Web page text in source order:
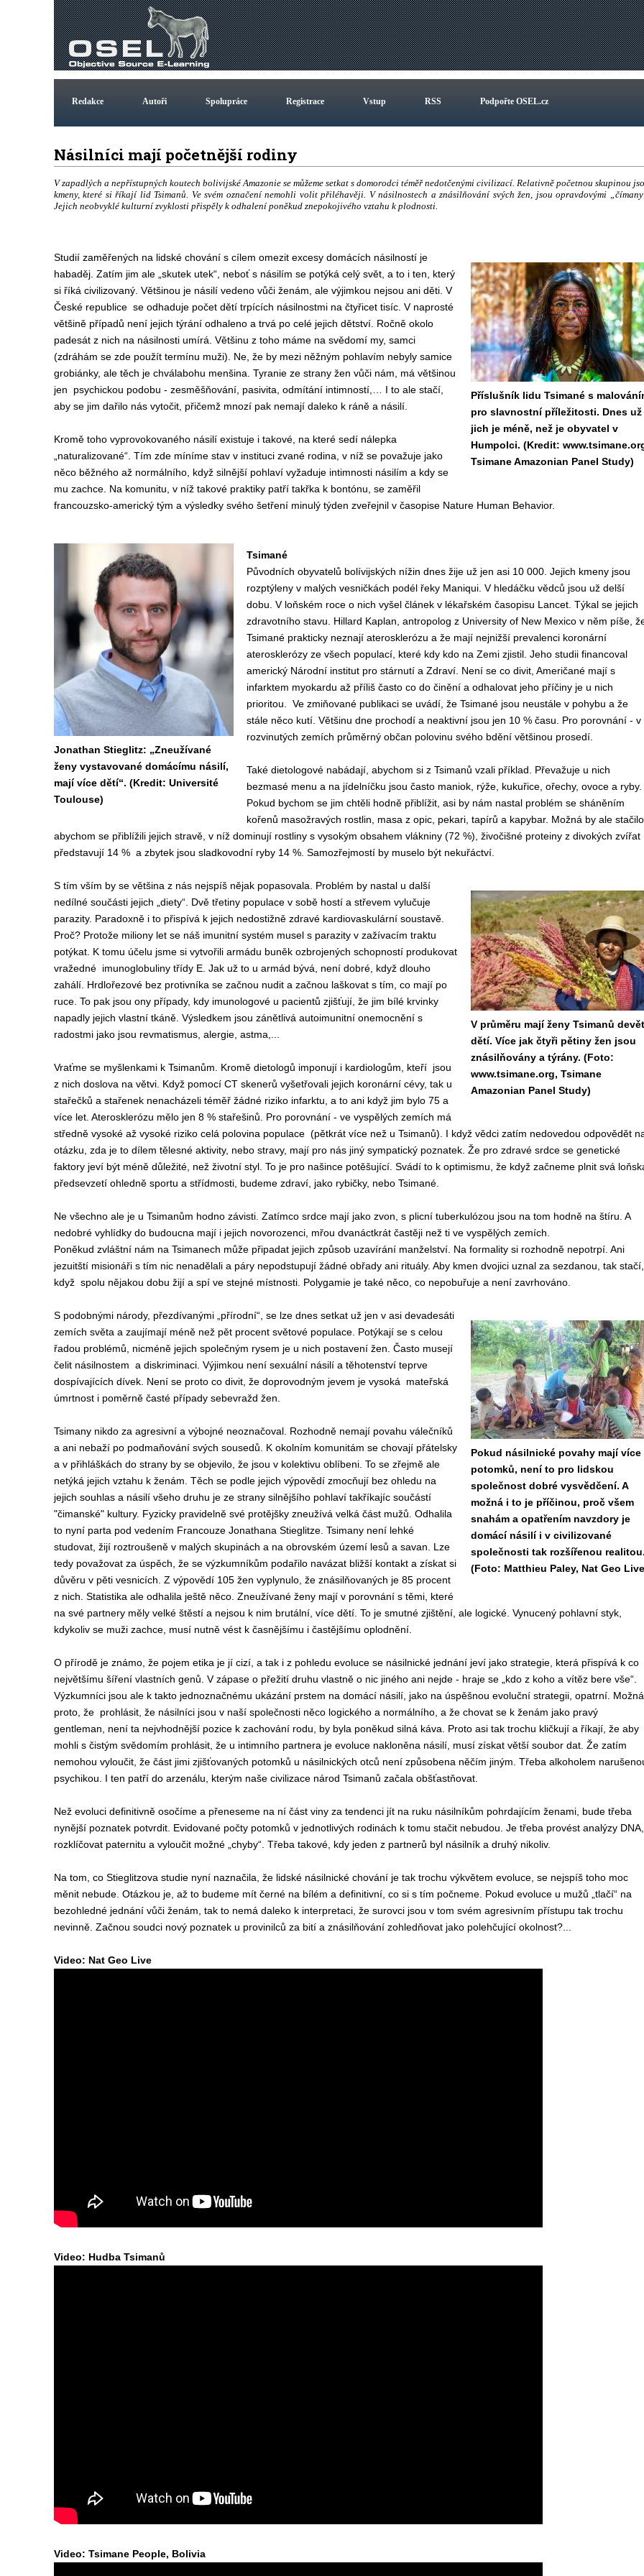
Redakce Autoři Spolupráce Registrace Vstup RSS Podpořte OSEL.cz
Násilníci mají početnější rodiny
V zapadlých a nepřístupných koutech bolivijské Amazonie se můžeme setkat s domorodci téměř nedotčenými civilizací. Relativně početnou skupinou
kmeny, které si říkají lid Tsimanů. Ve svém označení nemohli volit přiléhavěji. V násilnostech a znásilňování svých žen, jsou opravdovými
Jejich neobvyklé kulturní zvyklosti přispěly k odhalení poněkud znepokojivého vztahu k plodnosti.
Příslušník lidu Tsimané s
pro slavnostní příležitosti. Dnes už
jich je méně, než je obyvatel v
Humpolci. (Kredit:
Tsimane Amazonian Panel Study)
Studií zaměřených na lidské chování s cílem omezit excesy domácích násilností je
habaděj. Zatím jim ale „skutek utek“, neboť s násilím se potýká celý svět, a to i ten, který
si říká civilizovaný. Většinou je násilí vedeno vůči ženám, ale výjimkou nejsou ani děti. V
České republice se odhaduje počet dětí trpících násilnostmi na čtyřicet tisíc. V naprosté
většině případů není jejich týrání odhaleno a trvá po celé jejich dětství. Ročně okolo
padesát z nich na násilnosti umírá. Většinu z toho máme na svědomí my, samci
(zdráhám se zde použít termínu muži). Ne, že by mezi něžným pohlavím nebyly samice
grobiánky, ale těch je chválabohu menšina. Tyranie ze strany žen vůči nám, má většinou
jen psychickou podobu - zesměšňování, pasivita, odmítání intimností,… I to ale stačí,
aby se jim dařilo nás vytočit, přičemž mnozí pak nemají daleko k ráně a násilí.
Kromě toho vyprovokovaného násilí existuje i takové, na které sedí nálepka
„naturalizované“. Tím zde míníme stav v instituci zvané rodina, v níž se považuje jako
něco běžného až normálního, když silnější pohlaví vyžaduje intimnosti násilím a kdy se
mu zachce. Na komunitu, v níž takové praktiky patří takřka k bontónu, se zaměřil
francouzsko-americký tým a výsledky svého šetření minulý týden zveřejnil v časopise Nature Human Behavior.
Jonathan Stieglitz: „Zneužívané
ženy vystavované domácímu násilí,
mají více dětí“. (Kredit: Université
Toulouse)
Tsimané
Původních obyvatelů bolívijských nížin dnes žije už jen asi 10 000. Jejich kmeny jsou
rozptýleny v malých vesničkách podél řeky Maniqui. V hledáčku vědců jsou už delší
dobu. V loňském roce o nich vyšel článek v lékařském časopisu Lancet. Týkal se jejich
zdravotního stavu. Hillard Kaplan, antropolog z University of New Mexico v něm píše,
Tsimané prakticky neznají aterosklerózu a že mají nejnižší prevalenci koronární
aterosklerózy ze všech populací, které kdy kdo na Zemi zjistil. Jeho studii financoval
americký Národní institut pro stárnutí a Zdraví. Není se co divit, Američané mají s
infarktem myokardu až příliš často co do činění a odhalovat jeho příčiny je u nich
prioritou. Ve zmiňované publikaci se uvádí, že Tsimané jsou neustále v pohybu a že
stále něco kutí. Většinu dne prochodí a neaktivní jsou jen 10 % času. Pro porovnání - v
rozvinutých zemích průměrný občan polovinu svého bdění většinou prosedí.
Také dietologové nabádají, abychom si z Tsimanů vzali příklad. Převažuje u nich
bezmasé menu a na jídelníčku jsou často maniok, rýže, kukuřice, ořechy, ovoce a ryby.
Pokud bychom se jim chtěli hodně přiblížit, asi by nám nastal problém se sháněním
kořenů masožravých rostlin, masa z opic, pekari, tapírů a kapybar. Možná by ale
abychom se přiblížili jejich stravě, v níž dominují rostliny s vysokým obsahem vlákniny (72 %), živočišné proteiny z divokých zvířat
představují 14 % a zbytek jsou sladkovodní ryby 14 %. Samozřejmostí by muselo být nekuřáctví.
V průměru mají ženy Tsimanů devět
dětí. Více jak čtyři pětiny žen jsou
znásilňovány a týrány. (Foto:
www.tsimane.org, Tsimane
Amazonian Panel Study)
S tím vším by se většina z nás nejspíš nějak popasovala. Problém by nastal u další
nedílné součásti jejich „diety“. Dvě třetiny populace v sobě hostí a střevem vylučuje
parazity. Paradoxně i to přispívá k jejich nedostižně zdravé kardiovaskulární soustavě.
Proč? Protože miliony let se náš imunitní systém musel s parazity v zažívacím traktu
potýkat. K tomu účelu jsme si vytvořili armádu buněk ozbrojených schopností produkovat
vražedné imunoglobuliny třídy E. Jak už to u armád bývá, není dobré, když dlouho
zahálí. Hrdlořezové bez protivníka se začnou nudit a začnou laškovat s tím, co mají po
ruce. To pak jsou ony případy, kdy imunologové u pacientů zjišťují, že jim bílé krvinky
napadly jejich vlastní tkáně. Výsledkem jsou zánětlivá autoimunitní onemocnění s
radostmi jako jsou revmatismus, alergie, astma,...
Vraťme se myšlenkami k Tsimanům. Kromě dietologů imponují i kardiologům, kteří jsou
z nich doslova na větvi. Když pomocí CT skenerů vyšetřovali jejich koronární cévy, tak u
stařečků a stařenek nenacházeli téměř žádné riziko infarktu, a to ani když jim bylo 75 a
více let. Aterosklerózu mělo jen 8 % stařešinů. Pro porovnání - ve vyspělých zemích má
středně vysoké až vysoké riziko celá polovina populace (pětkrát více než u Tsimanů). I když vědci zatím nedovedou odpovědět
otázku, zda je to dílem tělesné aktivity, nebo stravy, mají pro nás jiný sympatický poznatek. Že pro zdravé srdce se genetické
faktory jeví být méně důležité, než životní styl. To je pro našince potěšující. Svádí to k optimismu, že když začneme plnit svá
předsevzetí ohledně sportu a střídmosti, budeme zdraví, jako rybičky, nebo Tsimané.
Ne všechno ale je u Tsimanům hodno závisti. Zatímco srdce mají jako zvon, s plicní tuberkulózou jsou na tom hodně na štíru. A
nedobré vyhlídky do budoucna mají i jejich novorozenci, mřou dvanáctkrát častěji než ti ve vyspělých zemích.
Poněkud zvláštní nám na Tsimanech může připadat jejich způsob uzavírání manželství. Na formality si rozhodně nepotrpí. Ani
jezuitští misionáři s tím nic nenadělali a páry nepodstupují žádné obřady ani rituály. Aby kmen dvojici uznal za sezdanou, tak stačí,
když spolu nějakou dobu žijí a spí ve stejné místnosti. Polygamie je také něco, co nepobuřuje a není zavrhováno.
Pokud násilnické povahy mají více
potomků, není to pro lidskou
společnost dobré vysvědčení. A
možná i to je příčinou, proč všem
snahám a opatřením navzdory je
domácí násilí i v civilizované
společnosti tak rozšířenou
(Foto: Matthieu Paley, Nat Geo
S podobnými národy, přezdívanými „přírodní“, se lze dnes setkat už jen v asi devadesáti
zemích světa a zaujímají méně než pět procent světové populace. Potýkají se s celou
řadou problémů, nicméně jejich společným rysem je u nich postavení žen. Často musejí
čelit násilnostem a diskriminaci. Výjimkou není sexuální násilí a těhotenství teprve
dospívajících dívek. Není se proto co divit, že doprovodným jevem je vysoká mateřská
úmrtnost i poměrně časté případy sebevražd žen.
Tsimany nikdo za agresivní a výbojné neoznačoval. Rozhodně nemají povahu válečníků
a ani nebaží po podmaňování svých sousedů. K okolním komunitám se chovají přátelsky
a v přihláškách do strany by se objevilo, že jsou v kolektivu oblíbeni. To se zřejmě ale
netýká jejich vztahu k ženám. Těch se podle jejich výpovědí zmocňují bez ohledu na
jejich souhlas a násilí všeho druhu je ze strany silnějšího pohlaví takříkajíc součástí
"čimanské" kultury. Fyzicky pravidelně své protějšky zneužívá velká část mužů. Odhalila
to nyní parta pod vedením Francouze Jonathana Stieglitze. Tsimany není lehké
studovat, žijí roztroušeně v malých skupinách a na obrovském území lesů a savan. Lze
tedy považovat za úspěch, že se výzkumníkům podařilo navázat bližší kontakt a získat si
důvěru v pěti vesnicích. Z výpovědí 105 žen vyplynulo, že znásilňovaných je 85 procent
z nich. Statistika ale odhalila ještě něco. Zneužívané ženy mají v porovnání s těmi, které
na své partnery měly velké štěstí a nejsou k nim brutální, více dětí. To je smutné zjištění, ale logické. Vynucený pohlavní styk,
kdykoliv se muži zachce, musí nutně vést k časnějšímu i častějšímu oplodnění.
O přírodě je známo, že pojem etika je jí cizí, a tak i z pohledu evoluce se násilnické jednání jeví jako strategie, která přispívá k co
největšímu šíření vlastních genů. V zápase o přežití druhu vlastně o nic jiného ani nejde - hraje se „kdo z koho a vítěz bere vše“.
Výzkumníci jsou ale k takto jednoznačnému ukázání prstem na domácí násilí, jako na úspěšnou evoluční strategii, opatrní. Možná
proto, že prohlásit, že násilníci jsou v naší společnosti něco logického a normálního, a že chovat se k ženám jako pravý
gentleman, není ta nejvhodnější pozice k zachování rodu, by byla poněkud silná káva. Proto asi tak trochu kličkují a říkají, že aby
mohli s čistým svědomím prohlásit, že u intimního partnera je evoluce nakloněna násilí, musí získat větší soubor dat. Že zatím
nemohou vyloučit, že část jimi zjišťovaných potomků u násilnických otců není způsobena něčím jiným. Třeba alkoholem
psychikou. I ten patří do arzenálu, kterým naše civilizace národ Tsimanů začala obšťastňovat.
Než evoluci definitivně osočíme a přeneseme na ní část viny za tendenci jít na ruku násilníkům pohrdajícím ženami, bude třeba
nynější poznatek potvrdit. Evidované počty potomků v jednotlivých rodinách k tomu stačit nebudou. Je třeba provést analýzy DNA,
rozklíčovat paternitu a vyloučit možné „chyby“. Třeba takové, kdy jeden z partnerů byl násilník a druhý nikoliv.
Na tom, co Stieglitzova studie nyní naznačila, že lidské násilnické chování je tak trochu výkvětem evoluce, se nejspíš toho moc
měnit nebude. Otázkou je, až to budeme mít černé na bílém a definitivní, co si s tím počneme. Pokud evoluce u mužů „tlačí“ na
bezohledné jednání vůči ženám, tak to nemá daleko k interpretaci, že surovci jsou v tom svém agresivním přístupu tak trochu
nevinně. Začnou soudci nový poznatek u provinilců za bití a znásilňování zohledňovat jako polehčující okolnost?...
Video: Nat Geo Live
Video: Hudba Tsimanů
Video: Tsimane People, Bolivia